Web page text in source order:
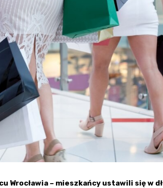
Wrocławia – mieszkańcy ustawili się w